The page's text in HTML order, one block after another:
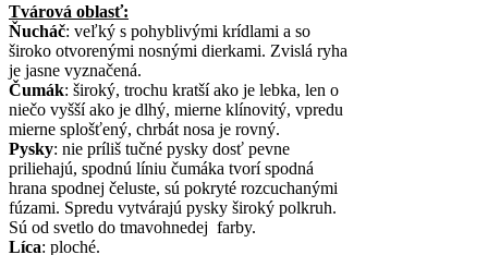
Tvárová oblasť:
Ňucháč: veľký s pohyblivými krídlami a so
široko otvorenými nosnými dierkami. Zvislá ryha
je jasne vyznačená.
Čumák: široký, trochu kratší ako je lebka, len o
niečo vyšší ako je dlhý, mierne klínovitý, vpredu
mierne splošťený, chrbát nosa je rovný.
Pysky: nie príliš tučné pysky dosť pevne
priliehajú, spodnú líniu čumáka tvorí spodná
hrana spodnej čeluste, sú pokryté rozcuchanými
fúzami. Spredu vytvárajú pysky široký polkruh.
Sú od svetlo do tmavohnedej farby.
Líca: ploché.